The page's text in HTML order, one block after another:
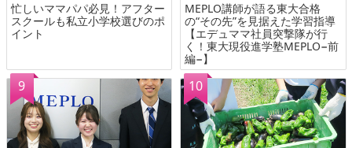
忙しいママパパ必見！アフター
スクールも私立小学校選びのポ
イント
MEPLO講師が語る東大合格
の“その先”を見据えた学習指導
【エデュママ社員突撃隊が行
く！東大現役進学塾MEPLO−前
編−】